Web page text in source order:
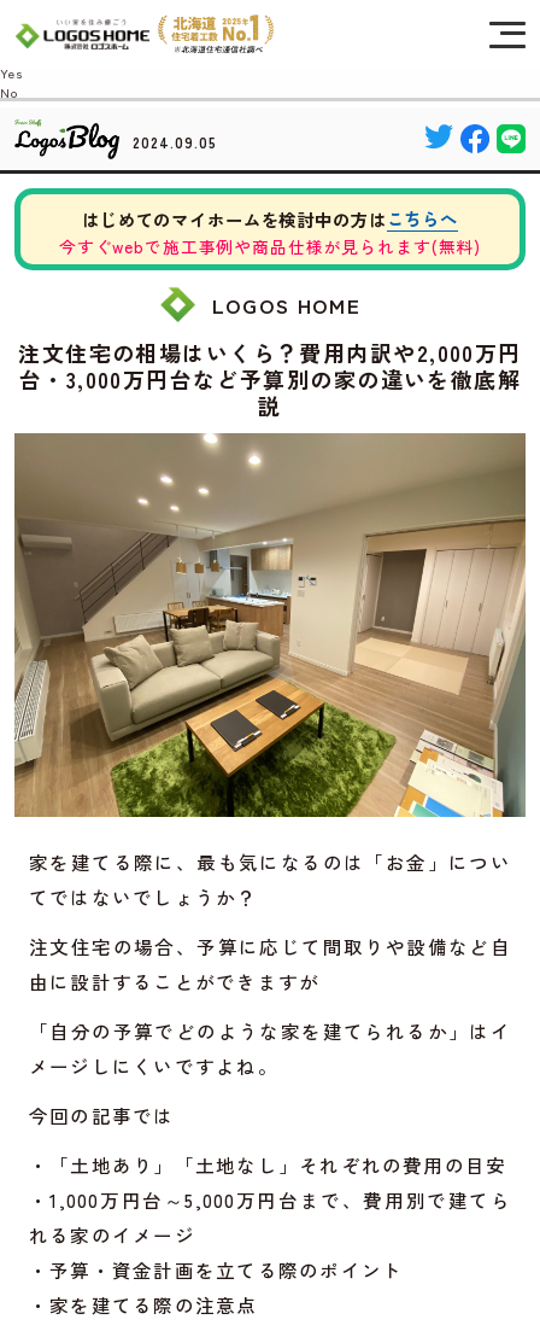
2024.09.05
はじめてのマイホームを検討中の方はこちらへ
今すぐwebで施工事例や商品仕様が見られます(無料)
LOGOS HOME
注文住宅の相場はいくら？費用内訳や2,000万円
台・3,000万円台など予算別の家の違いを徹底解
説
家を建てる際に、最も気になるのは「お金」につい
てではないでしょうか？
注文住宅の場合、予算に応じて間取りや設備など自
由に設計することができますが
「自分の予算でどのような家を建てられるか」はイ
メージしにくいですよね。
今回の記事では
・「土地あり」「土地なし」それぞれの費用の目安
・1,000万円台～5,000万円台まで、費用別で建てら
れる家のイメージ
・予算・資金計画を立てる際のポイント
・家を建てる際の注意点
Cookie を使用して、お客様の活動を追跡してもよろしいですか? 当社ではお客様の
プライバシーを極めて重視しています。詳細について、およびご質問がある場合
は、当社のプライバシーポリシーをご覧ください。
Yes
No